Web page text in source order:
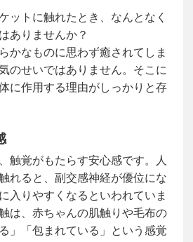
ットに触れたとき、なんとなく
ありませんか？
かなものに思わず癒されてしま
のせいではありません。そこに
に作用する理由がしっかりと存
触覚がもたらす安心感です。人
れると、副交感神経が優位にな
入りやすくなるといわれていま
は、赤ちゃんの肌触りや毛布の
」「包まれている」という感覚